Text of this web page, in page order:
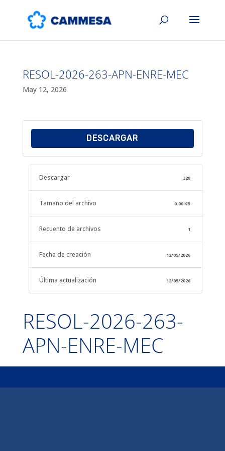
RESOL-2026-263-APN-ENRE-MEC
May 12, 2026
DESCARGAR
Descargar 328
Tamaño del archivo 0.00 KB
Recuento de archivos 1
Fecha de creación 12/05/2026
Última actualización 12/05/2026
RESOL-2026-263-
APN-ENRE-MEC